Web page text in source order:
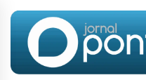
content